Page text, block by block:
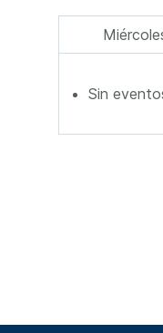
Sin